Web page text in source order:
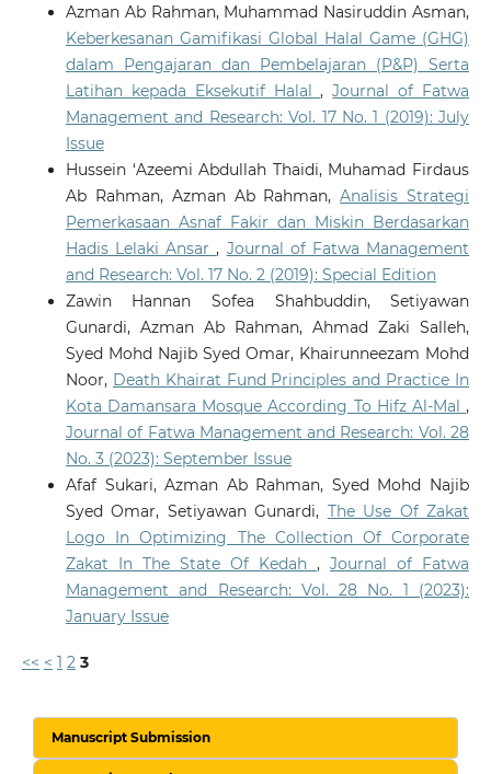
Azman Ab Rahman, Muhammad Nasiruddin Asman,
Keberkesanan Gamifikasi Global Halal Game (GHG)
dalam Pengajaran dan Pembelajaran (P&P) Serta
Latihan kepada Eksekutif Halal,Journal of Fatwa
Management and Research: Vol. 17 No. 1 (2019): July
Issue
Hussein ‘Azeemi Abdullah Thaidi, Muhamad Firdaus
Ab Rahman, Azman Ab Rahman,Analisis Strategi
Pemerkasaan Asnaf Fakir dan Miskin Berdasarkan
Hadis Lelaki Ansar, Journal of Fatwa Management
and Research: Vol. 17 No. 2 (2019): Special Edition
Zawin Hannan Sofea Shahbuddin, Setiyawan
Gunardi, Azman Ab Rahman, Ahmad Zaki Salleh,
Syed Mohd Najib Syed Omar, Khairunneezam Mohd
Noor, Death Khairat Fund Principles and Practice In
Kota Damansara Mosque According To Hifz Al-Mal,
Journal of Fatwa Management and Research: Vol. 28
No. 3 (2023): September Issue
Afaf Sukari, Azman Ab Rahman, Syed Mohd Najib
Syed Omar, Setiyawan Gunardi, The Use Of Zakat
Logo In Optimizing The Collection Of Corporate
Zakat In The State Of Kedah,Journal of Fatwa
Management and Research: Vol. 28 No. 1 (2023):
January Issue
<< < 1 2 3
Manuscript Submission